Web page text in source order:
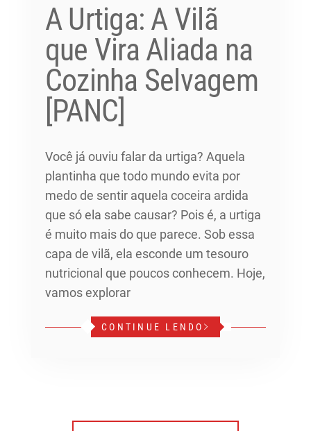
A Urtiga: A Vilã
que Vira Aliada na
Cozinha Selvagem
[PANC]
Você já ouviu falar da urtiga? Aquela
plantinha que todo mundo evita por
medo de sentir aquela coceira ardida
que só ela sabe causar? Pois é, a urtiga
é muito mais do que parece. Sob essa
capa de vilã, ela esconde um tesouro
nutricional que poucos conhecem. Hoje,
vamos explorar
CONTINUE LENDO